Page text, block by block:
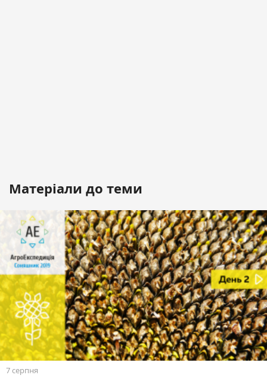
Матеріали до теми
7 серпня